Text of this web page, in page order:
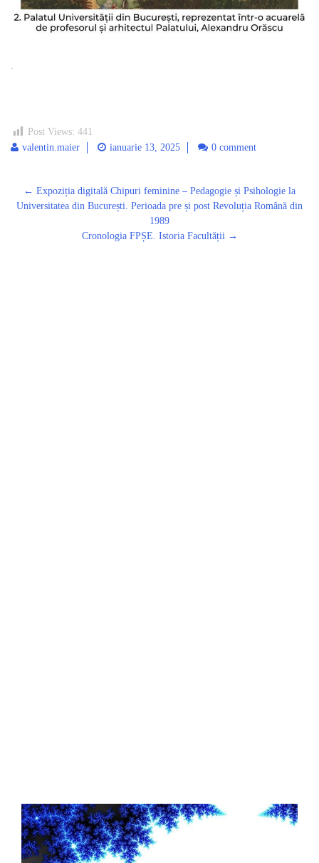
.
Post Views: 441
valentin.maier
ianuarie 13, 2025 0 comment
Post
navigation
← Expoziția digitală Chipuri feminine – Pedagogie și Psihologie la
Universitatea din București. Perioada pre și post Revoluția Română din
1989
Cronologia FPȘE. Istoria Facultății →